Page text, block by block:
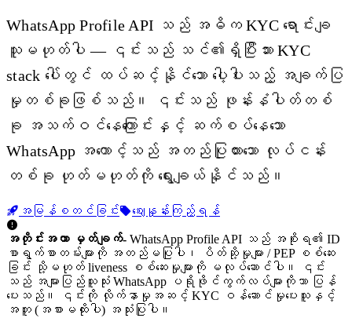
WhatsApp Profile API သည် အဓိက KYC ရောင်းချ
သူမဟုတ်ပါ — ၎င်းသည် သင်၏ရှိပြီးသား KYC
stack ပေါ်တွင် ထပ်ဆင့်နိုင်သော ပေါ့ပါးသည့် အချက်ပြ
မှုတစ်ခုဖြစ်သည်။ ၎င်းသည် ဖုန်းနံပါတ်တစ်
ခု အသက်ဝင်နေကြောင်းနှင့် ဆက်စပ်နေသော
WhatsApp အကောင့်သည် အတည်ပြုထားသော လုပ်ငန်း
တစ်ခု ဟုတ်မဟုတ်ကို ရွေးချယ်နိုင်သည်။
အမြန်စတင်ခြင်း ဈေးနှုန်းကြည့်ရန်
အတိုင်းအတာ မှတ်ချက်- WhatsApp Profile API သည် အစိုးရ၏ ID
စာရွက်စာတမ်းများကို အတည်မပြုပါ၊ ပိတ်ဆို့မှုများ / PEP စစ်ဆေး
ခြင်း သို့မဟုတ် liveness စစ်ဆေးမှုများကို မလုပ်ဆောင်ပါ။ ၎င်း
သည် အများပြည်သူသုံး WhatsApp ပရိုဖိုင်ကွက်လပ်များကိုသာ ပြန်
ပေးသည်။ ၎င်းကို လိုက်နာမှုအဆင့် KYC ဝန်ဆောင်မှုပေးသူနှင့်
အတူ (အစားမထိုးပါ) အသုံးပြုပါ။